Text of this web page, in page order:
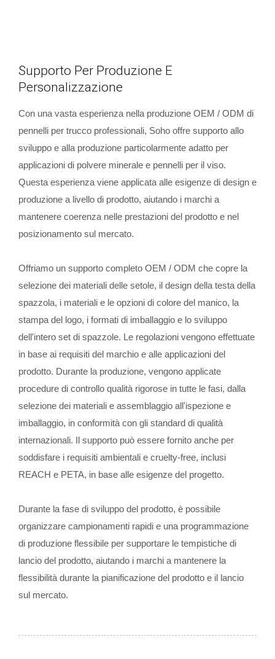
Supporto Per Produzione E
Personalizzazione
Con una vasta esperienza nella produzione OEM / ODM di
pennelli per trucco professionali, Soho offre supporto allo
sviluppo e alla produzione particolarmente adatto per
applicazioni di polvere minerale e pennelli per il viso.
Questa esperienza viene applicata alle esigenze di design e
produzione a livello di prodotto, aiutando i marchi a
mantenere coerenza nelle prestazioni del prodotto e nel
posizionamento sul mercato.
Offriamo un supporto completo OEM / ODM che copre la
selezione dei materiali delle setole, il design della testa della
spazzola, i materiali e le opzioni di colore del manico, la
stampa del logo, i formati di imballaggio e lo sviluppo
dell'intero set di spazzole. Le regolazioni vengono effettuate
in base ai requisiti del marchio e alle applicazioni del
prodotto. Durante la produzione, vengono applicate
procedure di controllo qualità rigorose in tutte le fasi, dalla
selezione dei materiali e assemblaggio all'ispezione e
imballaggio, in conformità con gli standard di qualità
internazionali. Il supporto può essere fornito anche per
soddisfare i requisiti ambientali e cruelty-free, inclusi
REACH e PETA, in base alle esigenze del progetto.
Durante la fase di sviluppo del prodotto, è possibile
organizzare campionamenti rapidi e una programmazione
di produzione flessibile per supportare le tempistiche di
lancio del prodotto, aiutando i marchi a mantenere la
flessibilità durante la pianificazione del prodotto e il lancio
sul mercato.